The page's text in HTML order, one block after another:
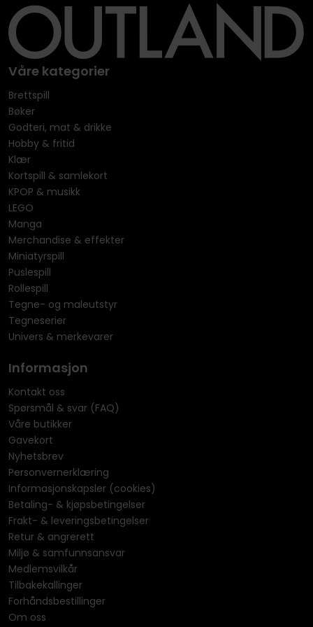
Våre kategorier
Brettspill
Bøker
Godteri, mat & drikke
Hobby & fritid
Klær
Kortspill & samlekort
KPOP & musikk
LEGO
Manga
Merchandise & effekter
Miniatyrspill
Puslespill
Rollespill
Tegne- og maleutstyr
Tegneserier
Univers & merkevarer
Informasjon
Kontakt oss
Spørsmål & svar (FAQ)
Våre butikker
Gavekort
Nyhetsbrev
Personvernerklæring
Informasjonskapsler (cookies)
Betaling- & kjøpsbetingelser
Frakt- & leveringsbetingelser
Retur & angrerett
Miljø & samfunnsansvar
Medlemsvilkår
Tilbakekallinger
Forhåndsbestillinger
Om oss